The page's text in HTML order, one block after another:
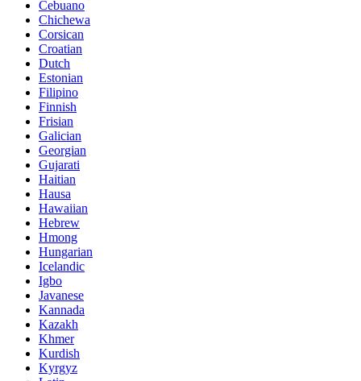
Cebuano
Chichewa
Corsican
Croatian
Dutch
Estonian
Filipino
Finnish
Frisian
Galician
Georgian
Gujarati
Haitian
Hausa
Hawaiian
Hebrew
Hmong
Hungarian
Icelandic
Igbo
Javanese
Kannada
Kazakh
Khmer
Kurdish
Kyrgyz